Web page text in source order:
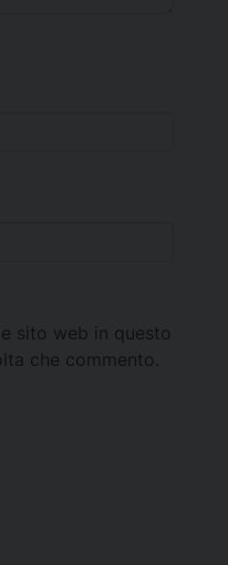
sito web in questo
che commento.